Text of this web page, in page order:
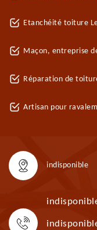
Etanchéité toiture
Maçon, entreprise
Réparation de
Artisan pour
indisponible